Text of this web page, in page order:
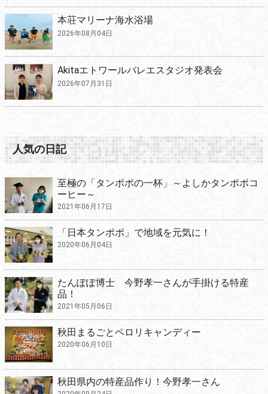
本荘マリーナ海水浴場
2026年08月04日
Akitaエトワールバレエスタジオ発表会
2026年07月31日
人気の日記
至極の「タンポポの一杯」～よしかタンポポコ
ーヒー～
2021年06月17日
「日本タンポポ」で地域を元気に！
2020年06月04日
たんぽぽ博士 今野孝一さんが手掛ける特産
品！
2021年05月06日
秋田まるごとペロリキャンディー
2020年06月10日
秋田県内の特産品作り！今野孝一さん